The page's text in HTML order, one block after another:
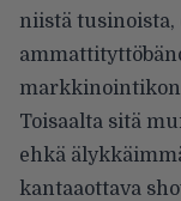
niistä
Toisaalta sitä
ehkä
kantaaottava